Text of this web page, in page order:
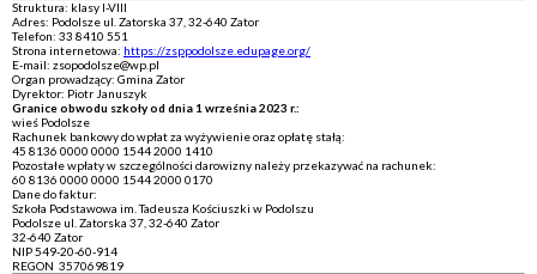
Struktura: klasy I-VIII
Adres: Podolsze ul. Zatorska 37, 32-640 Zator
Telefon: 33 8410 551
Strona internetowa: https://zsppodolsze.edupage.org/
E-mail: zsopodolsze@wp.pl
Organ prowadzący: Gmina Zator
Dyrektor: Piotr Januszyk
Granice obwodu szkoły od dnia 1 września 2023 r.:
wieś Podolsze
Rachunek bankowy do wpłat za wyżywienie oraz opłatę stałą:
45 8136 0000 0000 1544 2000 1410
Pozostałe wpłaty w szczególności darowizny należy przekazywać na rachunek:
60 8136 0000 0000 1544 2000 0170
Dane do faktur:
Szkoła Podstawowa im. Tadeusza Kościuszki w Podolszu
Podolsze ul. Zatorska 37, 32-640 Zator
32-640 Zator
NIP 549-20-60-914
REGON 357069819